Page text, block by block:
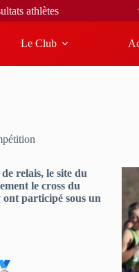
athlètes
Bienvenue sur le site
Le Club
relais, le site du
le cross du
participé sous un